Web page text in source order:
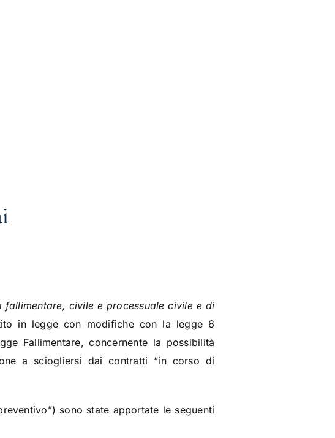
fallimentare, civile e processuale civile e di
in legge con modifiche con la legge 6
Fallimentare, concernente la possibilità
a sciogliersi dai contratti “in corso di
sono state apportate le seguenti